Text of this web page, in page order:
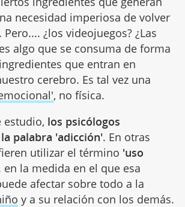
necesidad imperiosa de volver
¿los videojuegos? ¿Las
algo que se consuma de forma
que entran en
cerebro. Es tal vez una
, no física.
estudio, los psicólogos
palabra 'adicción'. En otras
utilizar el término 'uso
en la medida en el que esa
afectar sobre todo a la
y a su relación con los demás.